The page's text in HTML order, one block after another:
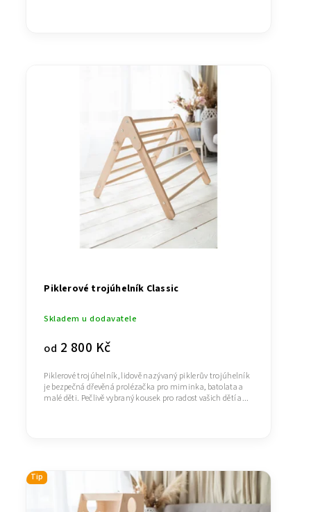
Piklerové trojúhelník Classic
Skladem u dodavatele
od 2 800 Kč
Piklerové trojúhelník, lidově nazývaný piklerův trojúhelník
je bezpečná dřevěná prolézačka pro miminka, batolata a
malé děti. Pečlivě vybraný kousek pro radost vašich dětí a...
Tip